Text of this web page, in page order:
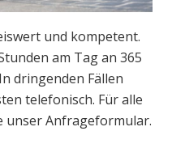
und kompetent.
am Tag an 365
dringenden Fällen
telefonisch. Für alle
unser Anfrageformular.